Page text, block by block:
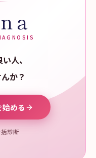
人、
か？
める
診断